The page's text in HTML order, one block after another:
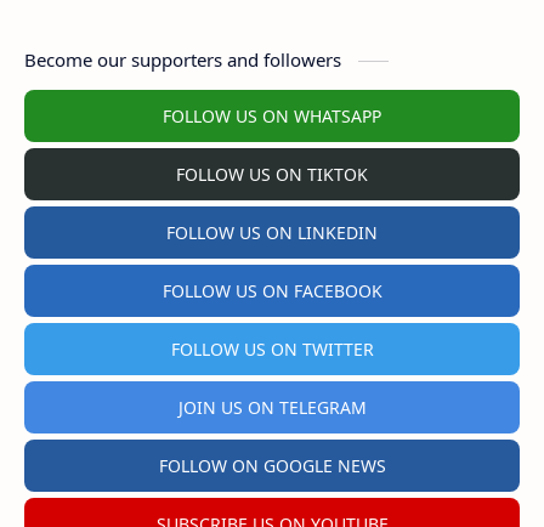
Become our supporters and followers
FOLLOW US ON WHATSAPP
FOLLOW US ON TIKTOK
FOLLOW US ON LINKEDIN
FOLLOW US ON FACEBOOK
FOLLOW US ON TWITTER
JOIN US ON TELEGRAM
FOLLOW ON GOOGLE NEWS